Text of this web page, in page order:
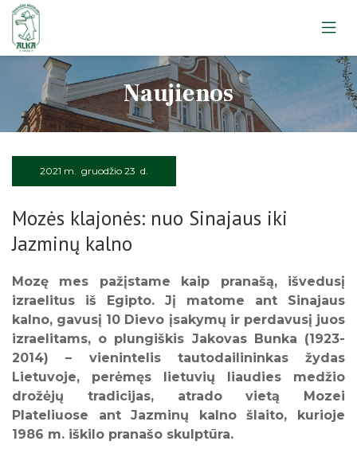
Apie muziejų
Lankytojams
Edukacijos
Leidiniai
Apie muziejų
Lankytojams
Atminimo ženklas
Apie muziejų
Edukacijos
Ekskursijos
Žemaitiu gīvastis
Apie muziejų
Lankytojams
Edukacijos
Klausykit, ausis pastatę
Apie muziejų
Lankytojams
Rainių tragedija: Atmintis gyva
Pr An Tr Ke Še Se
1 2
3
10 11 12 13 14 15 16
17 18 20 21 23
24 25 26 27
Naujienos
2021 m. gruodžio 23 d.
Mozės klajonės: nuo Sinajaus iki
Jazminų kalno
Mozę mes pažįstame kaip pranašą, išvedusį
izraelitus iš Egipto. Jį matome ant Sinajaus
kalno, gavusį 10 Dievo įsakymų ir perdavusį juos
izraelitams, o plungiškis Jakovas Bunka (1923-
2014) – vienintelis tautodailininkas žydas
Lietuvoje, perėmęs lietuvių liaudies medžio
drožėjų tradicijas, atrado vietą Mozei
Plateliuose ant Jazminų kalno šlaito, kurioje
1986 m. iškilo pranašo skulptūra.